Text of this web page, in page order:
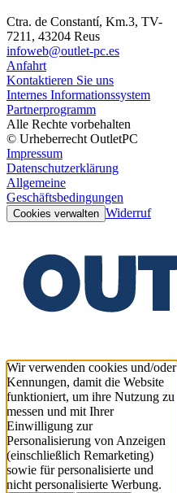
Ctra. de Constantí, Km.3, TV-
7211, 43204 Reus
infoweb@outlet-pc.es
Anfahrt
Kontaktieren Sie uns
Internes Informationssystem
Partnerprogramm
Alle Rechte vorbehalten
© Urheberrecht OutletPC
Impressum
Datenschutzerklärung
Allgemeine
Geschäftsbedingungen
Cookies verwalten Widerruf
Wir verwenden cookies und/oder
Kennungen, damit die Website
funktioniert, um ihre Nutzung zu
messen und mit Ihrer
Einwilligung zur
Personalisierung von Anzeigen
(einschließlich Remarketing)
sowie für personalisierte und
nicht personalisierte Werbung.